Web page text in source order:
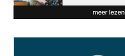
meer lezen